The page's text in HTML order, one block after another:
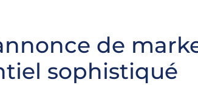
de
sophistiqué